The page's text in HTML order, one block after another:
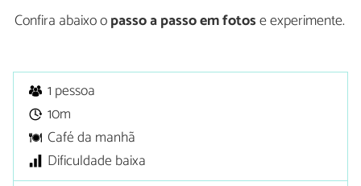
Confira abaixo opasso a passo em fotose experimente.
1 pessoa
10m
Café da manhã
Dificuldade baixa